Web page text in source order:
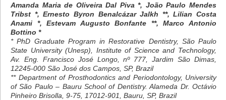
Amanda Maria de Oliveira Dal Piva *, João Paulo Mendes
Tribst *, Ernesto Byron Benalcázar Jalkh **, Lilian Costa
Anami *, Estevam Augusto Bonfante **, Marco Antonio
Bottino *
* PhD Graduate Program in Restorative Dentistry, São Paulo
State University (Unesp), Institute of Science and Technology,
Av. Eng. Francisco José Longo, nº 777, Jardim São Dimas,
12245-000 São José dos Campos, SP, Brazil
** Department of Prosthodontics and Periodontology, University
of São Paulo – Bauru School of Dentistry. Alameda Dr. Octávio
Pinheiro Brisolla, 9-75, 17012-901, Bauru, SP, Brazil